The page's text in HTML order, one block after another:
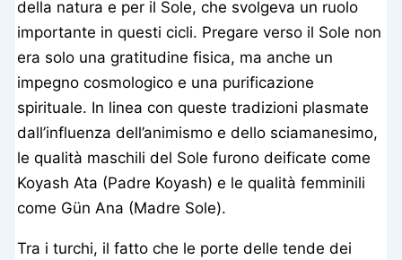
della natura e per il Sole, che svolgeva un ruolo
importante in questi cicli. Pregare verso il Sole non
era solo una gratitudine fisica, ma anche un
impegno cosmologico e una purificazione
spirituale. In linea con queste tradizioni plasmate
dall’influenza dell’animismo e dello sciamanesimo,
le qualità maschili del Sole furono deificate come
Koyash Ata (Padre Koyash) e le qualità femminili
come Gün Ana (Madre Sole).
Tra i turchi, il fatto che le porte delle tende dei